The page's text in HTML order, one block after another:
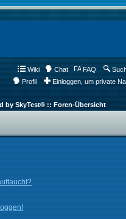
Wiki Chat FAQ
Profil
Einloggen, um private
by SkyTest® :: Foren-Übersicht